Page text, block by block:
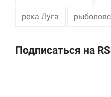
река Луга
Подписаться на